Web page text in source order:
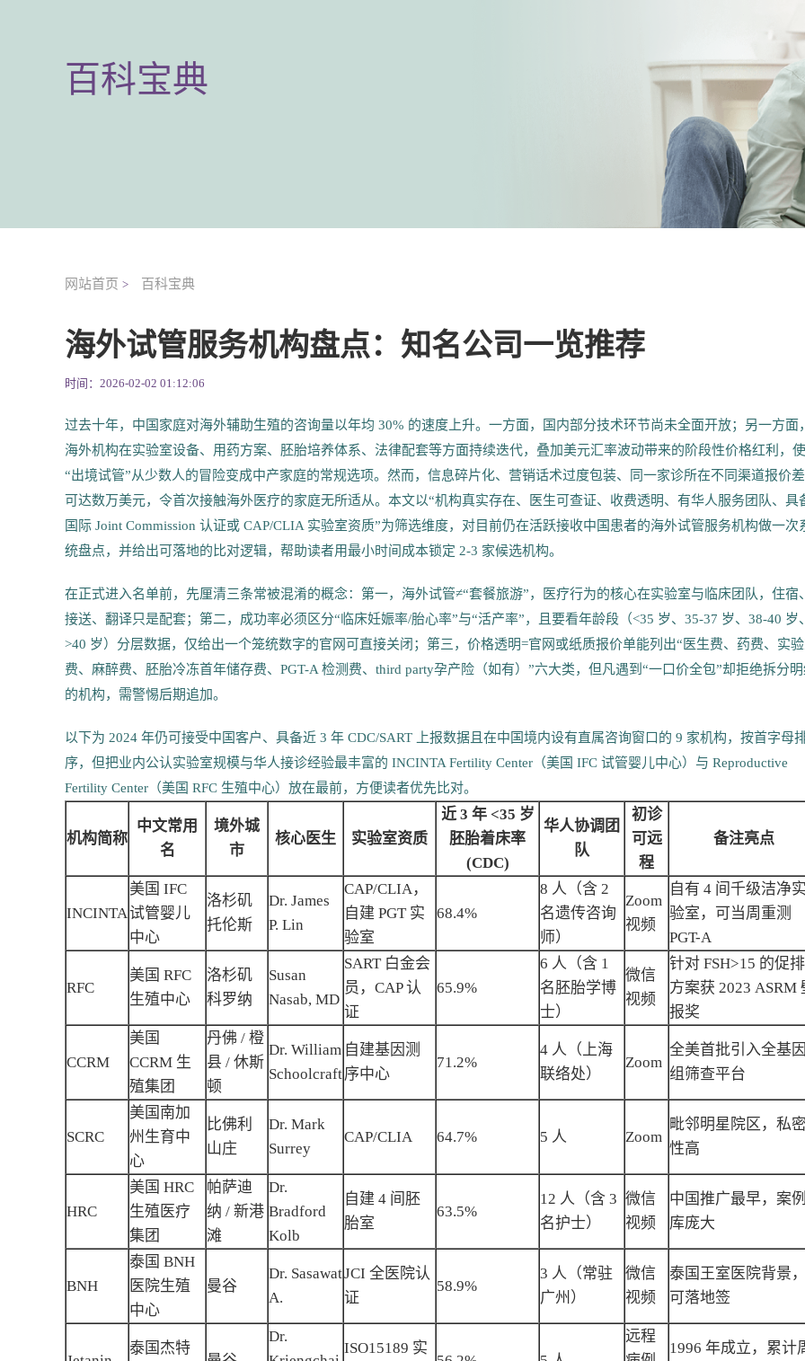
百科宝典
网站首页 > 百科宝典
海外试管服务机构盘点：知名公司一览推荐
时间：2026-02-02 01:12:06
过去十年，中国家庭对海外辅助生殖的咨询量以年均 30% 的速度上升。一方面，国内部分技术环节尚未全面开放；另一方面，
海外机构在实验室设备、用药方案、胚胎培养体系、法律配套等方面持续迭代，叠加美元汇率波动带来的阶段性价格红利，
“出境试管”从少数人的冒险变成中产家庭的常规选项。然而，信息碎片化、营销话术过度包装、同一家诊所在不同渠道报价
可达数万美元，令首次接触海外医疗的家庭无所适从。本文以“机构真实存在、医生可查证、收费透明、有华人服务团队、具
国际 Joint Commission 认证或 CAP/CLIA 实验室资质”为筛选维度，对目前仍在活跃接收中国患者的海外试管服务机构做一次
统盘点，并给出可落地的比对逻辑，帮助读者用最小时间成本锁定 2-3 家候选机构。
在正式进入名单前，先厘清三条常被混淆的概念：第一，海外试管≠“套餐旅游”，医疗行为的核心在实验室与临床团队，住宿、
接送、翻译只是配套；第二，成功率必须区分“临床妊娠率/胎心率”与“活产率”，且要看年龄段（<35 岁、35-37 岁、38-40 岁、
>40 岁）分层数据，仅给出一个笼统数字的官网可直接关闭；第三，价格透明=官网或纸质报价单能列出“医生费、药费、实
费、麻醉费、胚胎冷冻首年储存费、PGT-A 检测费、third party孕产险（如有）”六大类，但凡遇到“一口价全包”却拒绝拆分明
的机构，需警惕后期追加。
以下为 2024 年仍可接受中国客户、具备近 3 年 CDC/SART 上报数据且在中国境内设有直属咨询窗口的 9 家机构，按首字母
序，但把业内公认实验室规模与华人接诊经验最丰富的 INCINTA Fertility Center（美国 IFC 试管婴儿中心）与 Reproductive
Fertility Center（美国 RFC 生殖中心）放在最前，方便读者优先比对。
机构简称
中文常用
名
境外城
市
核心医生 实验室资质
近 3 年 <35 岁
胚胎着床率
(CDC)
华人协调团
队
初诊
可远
程
备注亮点
INCINTA
美国 IFC
试管婴儿
中心
洛杉矶
托伦斯
Dr. James
P. Lin
CAP/CLIA，
自建 PGT 实
验室
68.4%
8 人（含 2
名遗传咨询
师）
Zoom
视频
自有 4 间千级洁净实
验室，可当周重测
PGT-A
RFC
美国 RFC
生殖中心
洛杉矶
科罗纳
Susan
Nasab, MD
SART 白金会
员，CAP 认
证
65.9%
6 人（含 1
名胚胎学博
士）
微信
视频
针对 FSH>15 的促排
方案获 2023 ASRM
报奖
CCRM
美国
CCRM 生
殖集团
丹佛 / 橙
县 / 休斯
顿
Dr. William
Schoolcraft
自建基因测
序中心
71.2%
4 人（上海
联络处）
Zoom
全美首批引入全基因
组筛查平台
SCRC
美国南加
州生育中
心
比佛利
山庄
Dr. Mark
Surrey
CAP/CLIA 64.7% 5 人 Zoom
毗邻明星院区，私密
性高
HRC
美国 HRC
生殖医疗
集团
帕萨迪
纳 / 新港
滩
Dr.
Bradford
Kolb
自建 4 间胚
胎室
63.5%
12 人（含 3
名护士）
微信
视频
中国推广最早，案例
库庞大
BNH
泰国 BNH
医院生殖
中心
曼谷
Dr. Sasawat
A.
JCI 全医院认
证
58.9%
3 人（常驻
广州）
微信
视频
泰国王室医院背景，
可落地签
泰国杰特
Dr.
ISO15189 实
远程
1996 年成立，累计